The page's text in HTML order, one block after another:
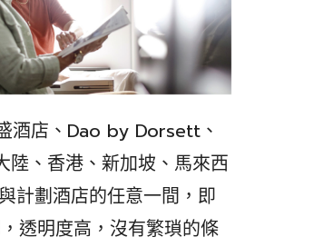
酒店、Dao by Dorsett、
、香港、新加坡、馬來西
計劃酒店的任意一間，即
透明度高，沒有繁瑣的條